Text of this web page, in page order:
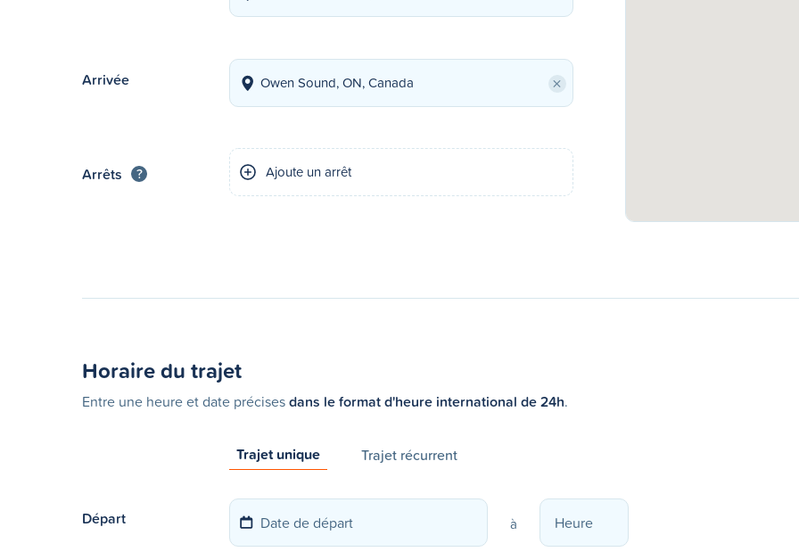
Arrivée ×
Arrêts ? Ajoute un arrêt
Horaire du trajet
Entre une heure et date précisesdans le format d'heure international de 24h.
Trajet unique Trajet récurrent
Départ à